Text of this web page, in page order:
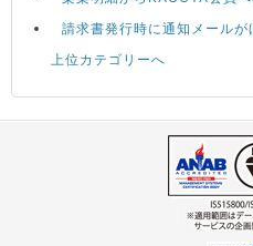
請求書発行時に通知メールが
上位カテゴリーへ